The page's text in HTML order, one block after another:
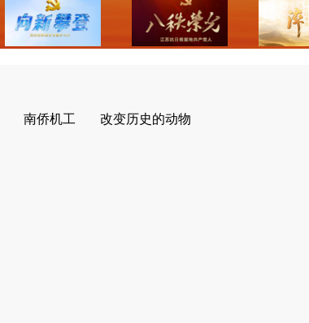
南侨机工 改变历史的动物